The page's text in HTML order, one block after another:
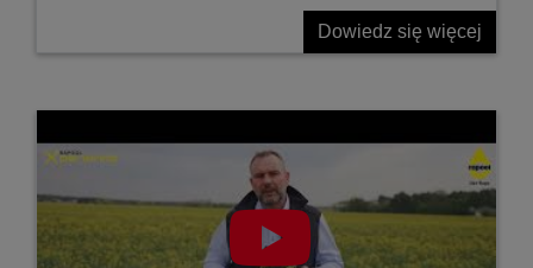
Dowiedz się więcej